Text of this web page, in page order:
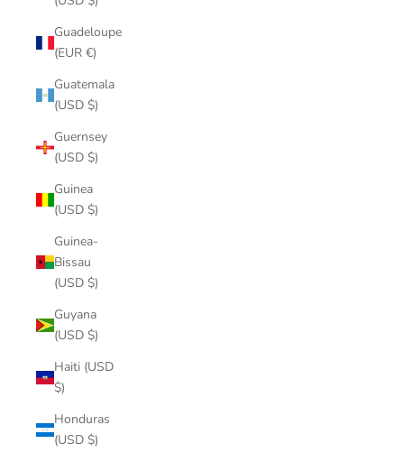
Guadeloupe
(EUR €)
Guatemala
(USD $)
Guernsey
(USD $)
Guinea
(USD $)
Guinea-
Bissau
(USD $)
Guyana
(USD $)
Haiti (USD
$)
Honduras
(USD $)